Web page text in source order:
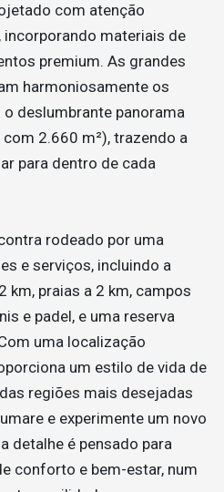
com atenção
materiais de
premium. As grandes
harmoniosamente os
deslumbrante panorama
2.660 m²), trazendo a
para dentro de cada
rodeado por uma
e serviços, incluindo a
km, praias a 2 km, campos
e padel, e uma reserva
uma localização
um estilo de vida de
regiões mais desejadas
e experimente um novo
detalhe é pensado para
conforto e bem-estar, num